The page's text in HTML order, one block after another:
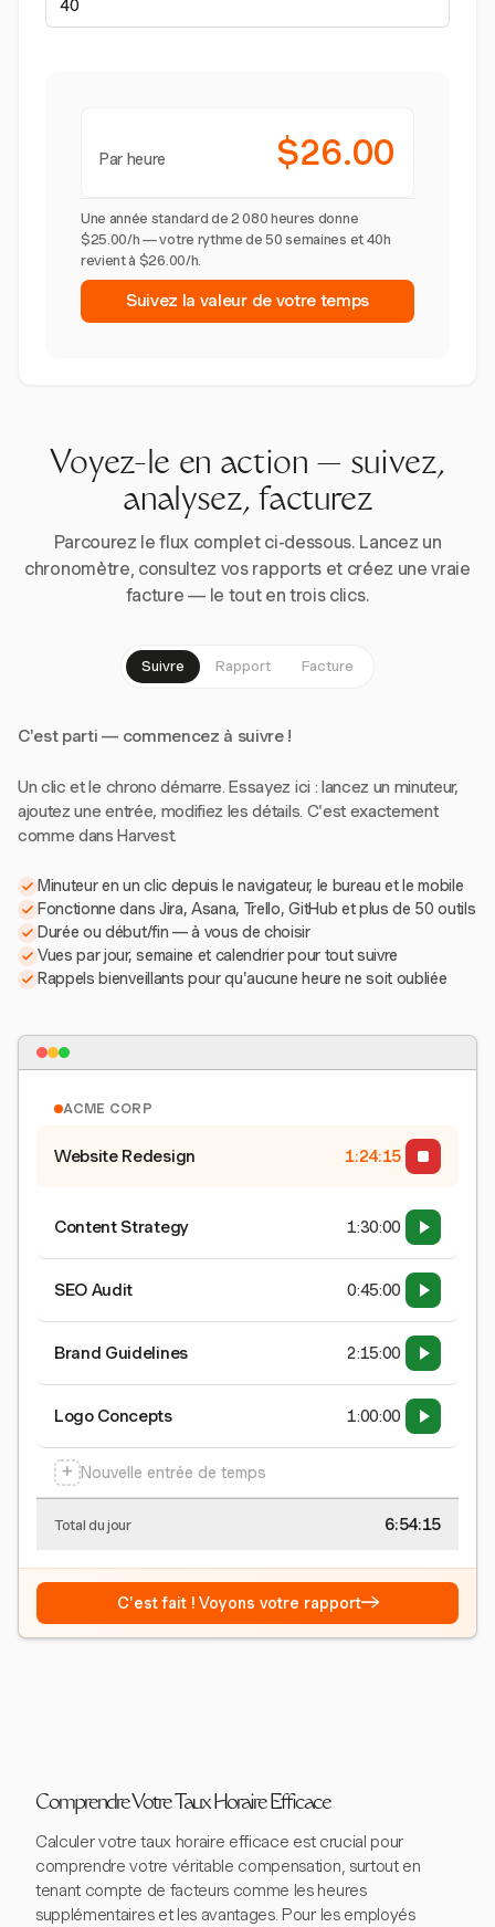
Par heure $26.00
Une année standard de 2 080 heures donne
$25.00/h — votre rythme de 50 semaines et 40h
revient à $26.00/h.
Suivez la valeur de votre temps
Voyez-le en action — suivez,
analysez, facturez
Parcourez le flux complet ci-dessous. Lancez un
chronomètre, consultez vos rapports et créez une vraie
facture — le tout en trois clics.
Suivre Rapport Facture
C'est parti — commencez à suivre !
Un clic et le chrono démarre. Essayez ici : lancez un minuteur,
ajoutez une entrée, modifiez les détails. C'est exactement
comme dans Harvest.
Minuteur en un clic depuis le navigateur, le bureau et le mobile
Fonctionne dans Jira, Asana, Trello, GitHub et plus de 50 outils
Durée ou début/fin — à vous de choisir
Vues par jour, semaine et calendrier pour tout suivre
Rappels bienveillants pour qu'aucune heure ne soit oubliée
ACME CORP
Website Redesign 1:24:15
Content Strategy 1:30:00
SEO Audit 0:45:00
Brand Guidelines 2:15:00
Logo Concepts 1:00:00
+ Nouvelle entrée de temps
Total du jour 6:54:15
C'est fait ! Voyons votre rapport→
Comprendre Votre Taux Horaire Efficace
Calculer votre taux horaire efficace est crucial pour
comprendre votre véritable compensation, surtout en
tenant compte de facteurs comme les heures
supplémentaires et les avantages. Pour les employés